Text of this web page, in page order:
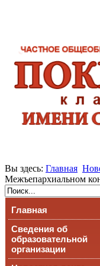
Вы здесь: Главная
Межъепархиальном
Главная
Сведения об
образовательной
организации